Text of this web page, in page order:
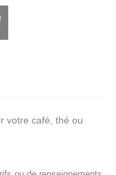
votre café, thé ou